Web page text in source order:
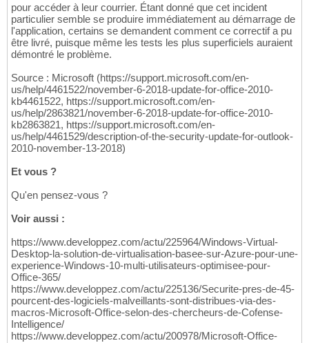
pour accéder à leur courrier. Étant donné que cet incident
particulier semble se produire immédiatement au démarrage de
l'application, certains se demandent comment ce correctif a pu
être livré, puisque même les tests les plus superficiels auraient
démontré le problème.
Source : Microsoft (https://support.microsoft.com/en-
us/help/4461522/november-6-2018-update-for-office-2010-
kb4461522, https://support.microsoft.com/en-
us/help/2863821/november-6-2018-update-for-office-2010-
kb2863821, https://support.microsoft.com/en-
us/help/4461529/description-of-the-security-update-for-outlook-
2010-november-13-2018)
Et vous ?
Qu'en pensez-vous ?
Voir aussi :
https://www.developpez.com/actu/225964/Windows-Virtual-
Desktop-la-solution-de-virtualisation-basee-sur-Azure-pour-une-
experience-Windows-10-multi-utilisateurs-optimisee-pour-
Office-365/
https://www.developpez.com/actu/225136/Securite-pres-de-45-
pourcent-des-logiciels-malveillants-sont-distribues-via-des-
macros-Microsoft-Office-selon-des-chercheurs-de-Cofense-
Intelligence/
https://www.developpez.com/actu/200978/Microsoft-Office-